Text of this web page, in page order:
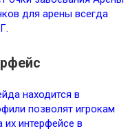
для арены всегда
находится в
позволят игрокам
их интерфейсе в